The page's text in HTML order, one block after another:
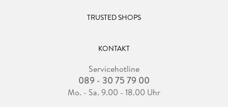
TRUSTED SHOPS
KONTAKT
Servicehotline
089 - 30 75 79 00
Mo. - Sa. 9.00 - 18.00 Uhr